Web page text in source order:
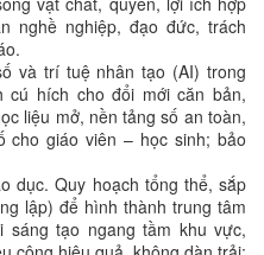
nghề nghiệp, đạo đức, trách
và trí tuệ nhân tạo (AI) trong
cú hích cho đổi mới căn bản,
liệu mở, nền tảng số an toàn,
cho giáo viên – học sinh; bảo
dục. Quy hoạch tổng thể, sắp
lập) để hình thành trung tâm
tạo ngang tầm khu vực,